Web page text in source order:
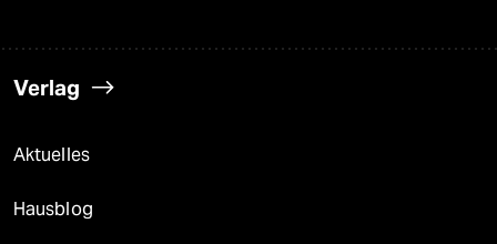
Verlag
Aktuelles
Hausblog